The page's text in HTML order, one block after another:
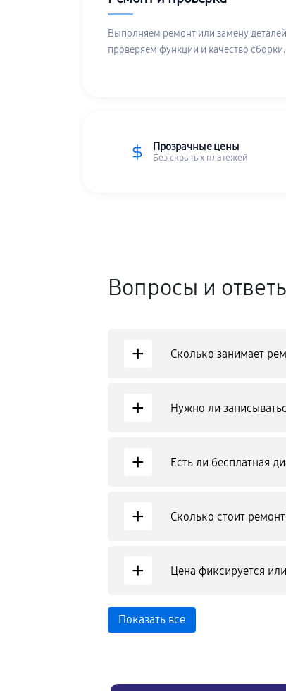
Выполняем ремонт или замену
проверяем функции и качество сборки.
Прозрачные цены
Без скрытых платежей
Вопросы и
+ Сколько занимает
+ Нужно ли
+ Есть ли бесплатная
+ Сколько стоит
+ Цена фиксируется
Показать все